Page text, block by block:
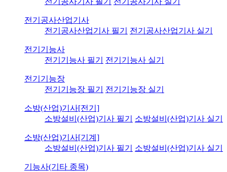
전기공사산업기사
전기공사산업기사 필기
전기공사산업기사 실기
전기기능사
전기기능사 필기
전기기능사 실기
전기기능장
전기기능장 필기
전기기능장 실기
소방(산업)기사[전기]
소방설비(산업)기사 필기
소방설비(산업)기사 실기
소방(산업)기사[기계]
소방설비(산업)기사 필기
소방설비(산업)기사 실기
기능사(기타 종목)